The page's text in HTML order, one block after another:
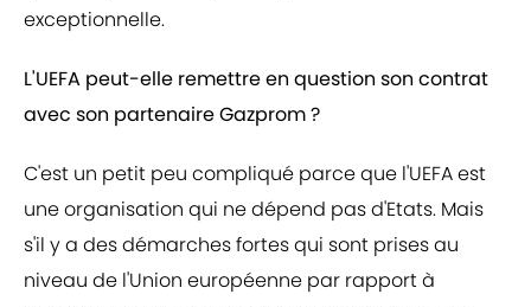
exceptionnelle.
L'UEFA peut-elle remettre en question son contrat
avec son partenaire Gazprom ?
C'est un petit peu compliqué parce que l'UEFA est
une organisation qui ne dépend pas d'Etats. Mais
s'il y a des démarches fortes qui sont prises au
niveau de l'Union européenne par rapport à